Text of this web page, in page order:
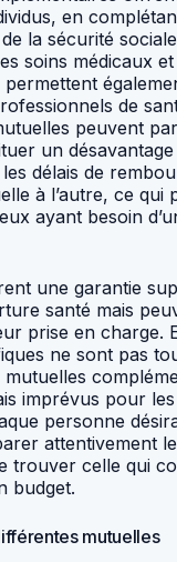
en
la sécurité
soins médicaux
de
peuvent
un
délais de
à l’autre, ce qui
ayant besoin
une garantie
santé mais
prise en charge.
ne sont pas
imprévus pour
personne
attentivement
trouver celle qui
budget.
mutuelles